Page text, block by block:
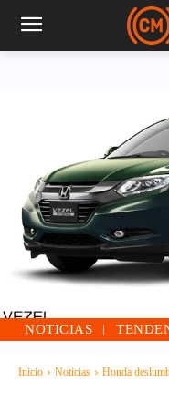
NOTICIAS
Inicio Noticias Honda